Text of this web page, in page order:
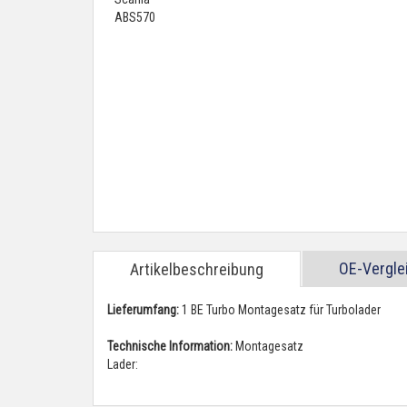
Artikelbeschreibung OE-
Lieferumfang:1 BE Turbo Montagesatz für Turbolader
Technische Information: Montagesatz
Lader: